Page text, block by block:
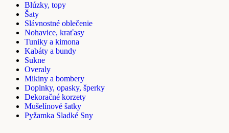
Blúzky, topy
Šaty
Slávnostné oblečenie
Nohavice, kraťasy
Tuniky a kimona
Kabáty a bundy
Sukne
Overaly
Mikiny a bombery
Doplnky, opasky, šperky
Dekoračné korzety
Mušelínové šatky
Pyžamka Sladké Sny